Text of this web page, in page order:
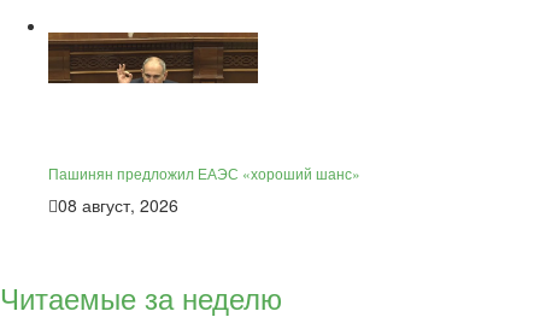
Пашинян предложил ЕАЭС «хороший шанс»
08 август, 2026
Читаемые за неделю